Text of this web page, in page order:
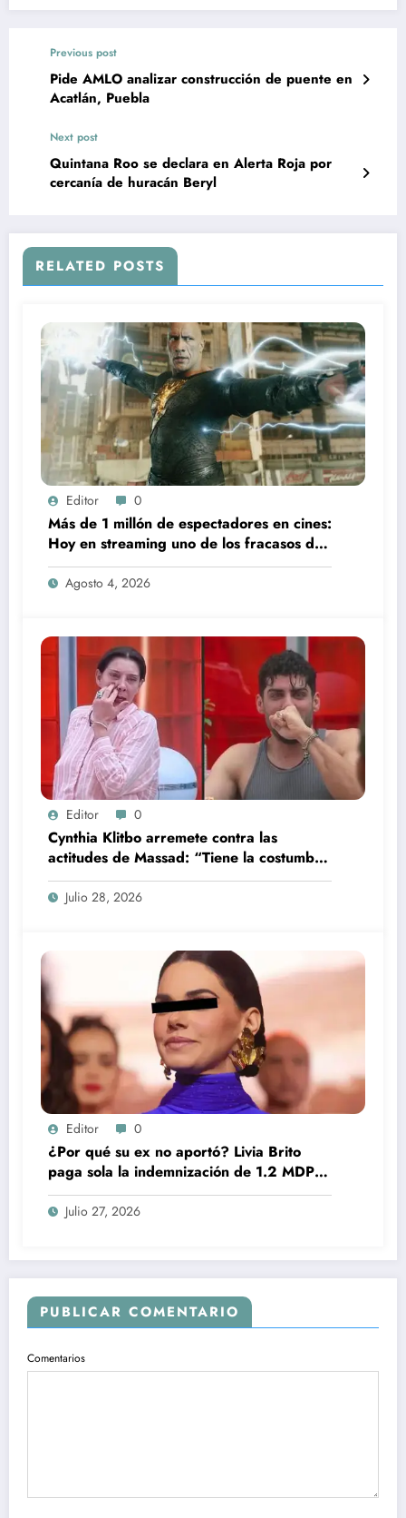
Previous post
Pide AMLO analizar construcción de puente en
Acatlán, Puebla
Next post
Quintana Roo se declara en Alerta Roja por
cercanía de huracán Beryl
RELATED POSTS
Editor 0
Más de 1 millón de espectadores en cines:
Hoy en streaming uno de los fracasos de
taquilla más caros de 2022
Agosto 4, 2026
Editor 0
Cynthia Klitbo arremete contra las
actitudes de Massad: “Tiene la costumbre
de que somos gatas”
Julio 28, 2026
Editor 0
¿Por qué su ex no aportó? Livia Brito
paga sola la indemnización de 1.2 MDP al
paparazzi Ernesto Zepeda
Julio 27, 2026
PUBLICAR COMENTARIO
Comentarios